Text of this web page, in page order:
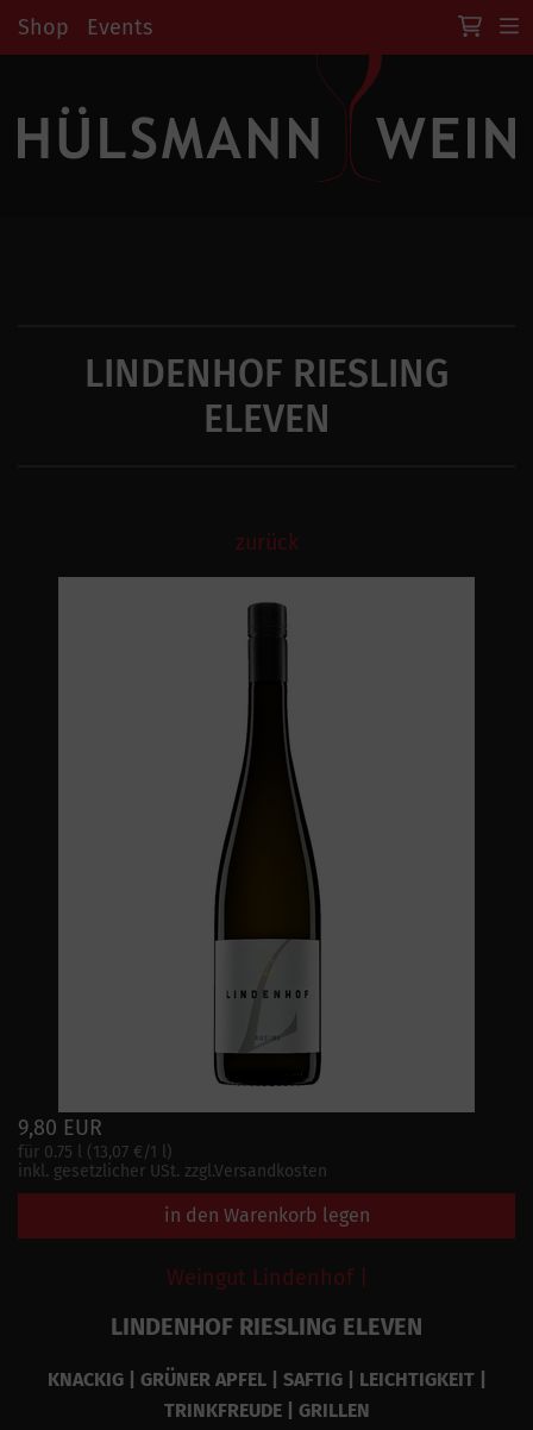
Shop Events
LINDENHOF RIESLING
ELEVEN
zurück
9,80 EUR
für 0.75 l (13,07 €/1 l)
inkl. gesetzlicher USt. zzgl.Versandkosten
in den Warenkorb legen
Weingut Lindenhof |
LINDENHOF RIESLING ELEVEN
KNACKIG | GRÜNER APFEL | SAFTIG | LEICHTIGKEIT |
TRINKFREUDE | GRILLEN